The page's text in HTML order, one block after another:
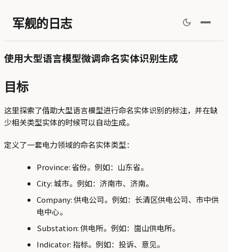
军舰的日志
使用大型语言模型微调命名实体识别生成
目标
这里探索了借助大型语言模型进行命名实体识别的标注，并在缺
少相关类型实体的时候可以自动生成。
定义了一套电力领域的命名实体类型：
Province: 省份。例如：山东省。
City: 城市。例如：济南市、济南。
Company: 供电公司。例如：长清区供电公司、市中供
电中心。
Substation: 供电所。例如：崮山供电所。
Indicator: 指标。例如：投诉、意见。